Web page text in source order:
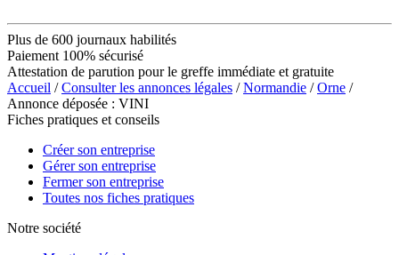
Plus de 600 journaux habilités
Paiement 100% sécurisé
Attestation de parution pour le greffe immédiate et gratuite
Accueil /Consulter les annonces légales /Normandie /Orne /
Annonce déposée : VINI
Fiches pratiques et conseils
Créer son entreprise
Gérer son entreprise
Fermer son entreprise
Toutes nos fiches pratiques
Notre société